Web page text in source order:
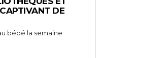
DE
bébé la semaine